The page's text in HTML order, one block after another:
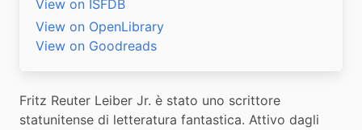
View on ISFDB
View on OpenLibrary
View on Goodreads
Fritz Reuter Leiber Jr. è stato uno scrittore
statunitense di letteratura fantastica. Attivo dagli